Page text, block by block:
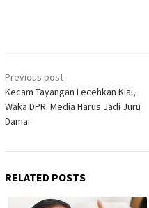
Post
navigation
Previous post
Kecam Tayangan Lecehkan Kiai,
Waka DPR: Media Harus Jadi Juru
Damai
RELATED POSTS